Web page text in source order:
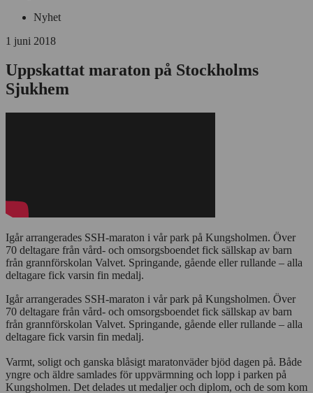
Nyhet
1 juni 2018
Uppskattat maraton på Stockholms
Sjukhem
Igår arrangerades SSH-maraton i vår park på Kungsholmen. Över
70 deltagare från vård- och omsorgsboendet fick sällskap av barn
från grannförskolan Valvet. Springande, gående eller rullande – alla
deltagare fick varsin fin medalj.
Igår arrangerades SSH-maraton i vår park på Kungsholmen. Över
70 deltagare från vård- och omsorgsboendet fick sällskap av barn
från grannförskolan Valvet. Springande, gående eller rullande – alla
deltagare fick varsin fin medalj.
Varmt, soligt och ganska blåsigt maratonväder bjöd dagen på. Både
yngre och äldre samlades för uppvärmning och lopp i parken på
Kungsholmen. Det delades ut medaljer och diplom, och de som kom